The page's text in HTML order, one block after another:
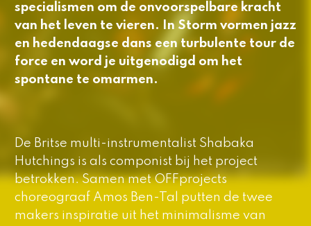
specialismen om de onvoorspelbare kracht
van het leven te vieren. In Storm vormen jazz
en hedendaagse dans een turbulente tour de
force en word je uitgenodigd om het
spontane te omarmen.
De Britse multi-instrumentalist Shabaka
Hutchings is als componist bij het project
betrokken. Samen met OFFprojects
choreograaf Amos Ben-Tal putten de twee
makers inspiratie uit het minimalisme van